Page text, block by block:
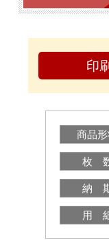
印
商品
枚
納
用